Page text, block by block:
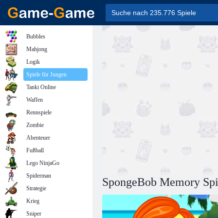
SpongeBob Memory
Bubbles
Mahjong
Logik
Spiele für Jungen
Tanki Online
Waffen
Rennspiele
Zombie
Abenteuer
Fußball
Lego NinjaGo
Spiderman
Strategie
Krieg
Sniper